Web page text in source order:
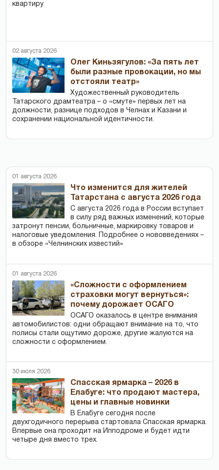
квартиру
02 августа 2026
Олег Киньзягулов: «За пять лет
были разные провокации, но мы
отстояли театр»
Художественный руководитель
Татарского драмтеатра – о «смуте» первых лет на
должности, разнице подходов в Челнах и Казани и
сохранении национальной идентичности.
01 августа 2026
Что изменится для жителей
Татарстана с августа 2026 года
С августа 2026 года в России вступает
в силу ряд важных изменений, которые
затронут пенсии, больничные, маркировку товаров и
налоговые уведомления. Подробнее о нововведениях –
в обзоре «Челнинских известий»
01 августа 2026
«Сложности с оформлением
страховки могут вернуться»:
почему дорожает ОСАГО
ОСАГО оказалось в центре внимания
автомобилистов: одни обращают внимание на то, что
полисы стали ощутимо дороже, другие жалуются на
сложности с оформлением.
30 июля 2026
Спасская ярмарка – 2026 в
Елабуге: что продают мастера,
цены и главные новинки
В Елабуге сегодня после
двухгодичного перерыва стартовала Спасская ярмарка.
Впервые она проходит на Ипподроме и будет идти
четыре дня вместо трех.